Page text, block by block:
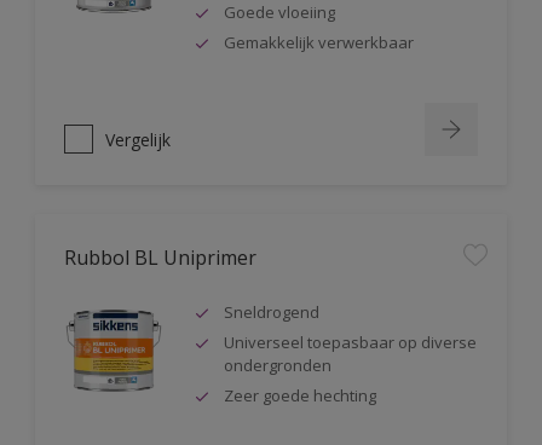
Goede vloeiing
Gemakkelijk verwerkbaar
Vergelijk
Rubbol BL Uniprimer
Sneldrogend
Universeel toepasbaar op diverse
ondergronden
Zeer goede hechting